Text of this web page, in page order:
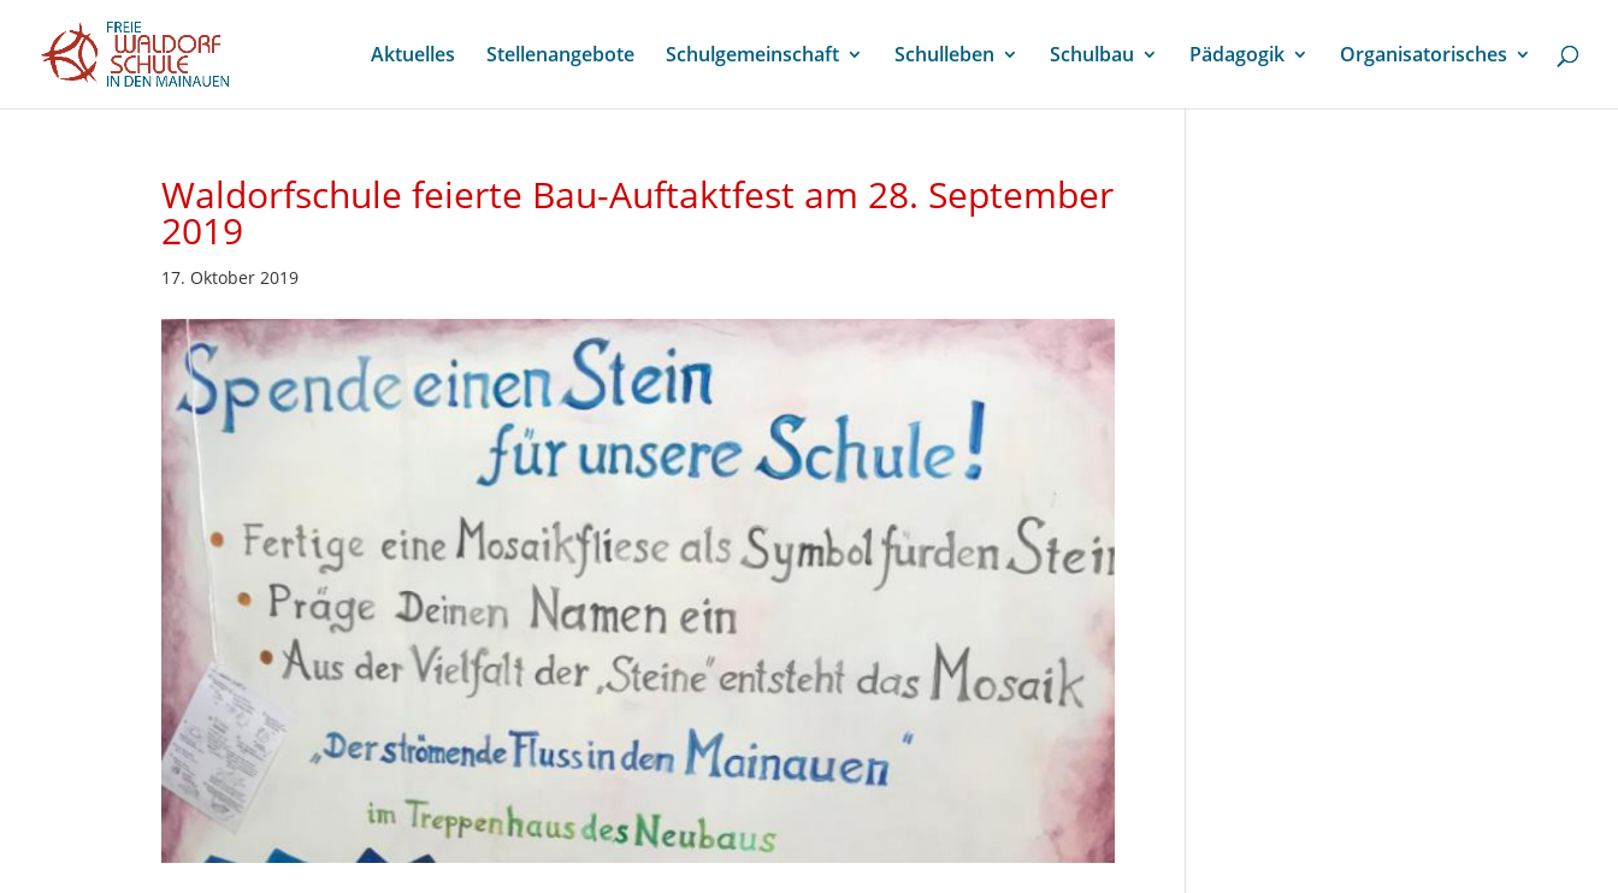
Aktuelles Stellenangebote Schulgemeinschaft Schulleben Schulbau Pädagogik Organisatorisches
Waldorfschule feierte Bau-Auftaktfest am 28. September
2019
17. Oktober 2019